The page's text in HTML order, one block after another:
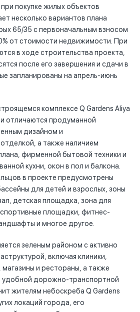
покупке жилых объектов
несколько вариантов плана
65/35 с первоначальным взносом
от стоимости недвижимости. При
в ходе строительства проекта,
после его завершения и сдачи в
запланированы на апрель-июнь
комплексе Q Gardens Aliya
отличаются продуманной
дизайном и
а также наличием
фирменной бытовой техники и
кухни, окон в пол и балкона.
в проекте предусмотрены
для детей и взрослых, зоны
детская площадка, зона для
площадки, фитнес-
и многое другое.
зеленым районом с активно
включая клиники,
и рестораны, а также
удобной дорожно-транспортной
жителям небоскреба Q Gardens
локаций города, его